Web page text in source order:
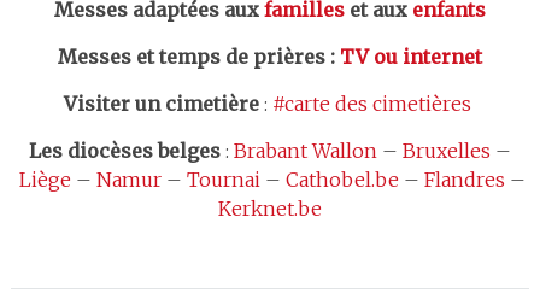
Messes adaptées aux familleset aux enfants
Messes et temps de prières: TV ou internet
Visiter un cimetière: #carte des cimetières
Les diocèses belges: Brabant Wallon– Bruxelles –
Liège – Namur– Tournai– Cathobel.be – Flandres –
Kerknet.be